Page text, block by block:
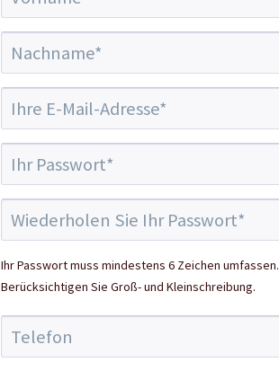
Ihr Passwort muss mindestens 6 Zeichen umfassen.
Berücksichtigen Sie Groß- und Kleinschreibung.